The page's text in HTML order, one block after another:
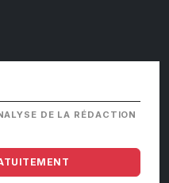
DE LA RÉDACTION